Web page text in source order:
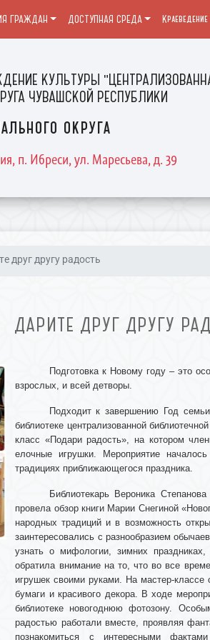
КУЛЬТУРЫ
ЧУВАШСКОЙ РЕСПУБЛИКИ
округа
п. Ибреси, ул. Маресьева, д. 39
ГРАЖДАН ДОСТУПНАЯ СРЕДА Краеведение
друг другу радость
ДАРИТЕ ДРУГ ДРУГУ
Подготовка к Новому году – это
взрослых, и всей детворы.
Подходит к завершению Год
библиотеке централизованной
класс «Подари радость», на котором
елочные игрушки. Мероприятие
традициях приближающегося праздника.
Библиотекарь Вероника
провела обзор книги Марии Снегиной
народных традиций и в возможность
заинтересовались с разнообразием
узнать о мифологии, зимних
обратила внимание на то, что во все
игрушек своими руками. На мастер-классе
бумаги и красивого декора. В ходе
библиотеке новогоднюю фотозону.
радостью работали вместе, проявляя
познакомиться с интересными